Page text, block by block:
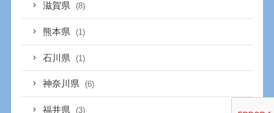
滋賀県 (8)
熊本県 (1)
石川県 (1)
神奈川県 (6)
福井県 (3)